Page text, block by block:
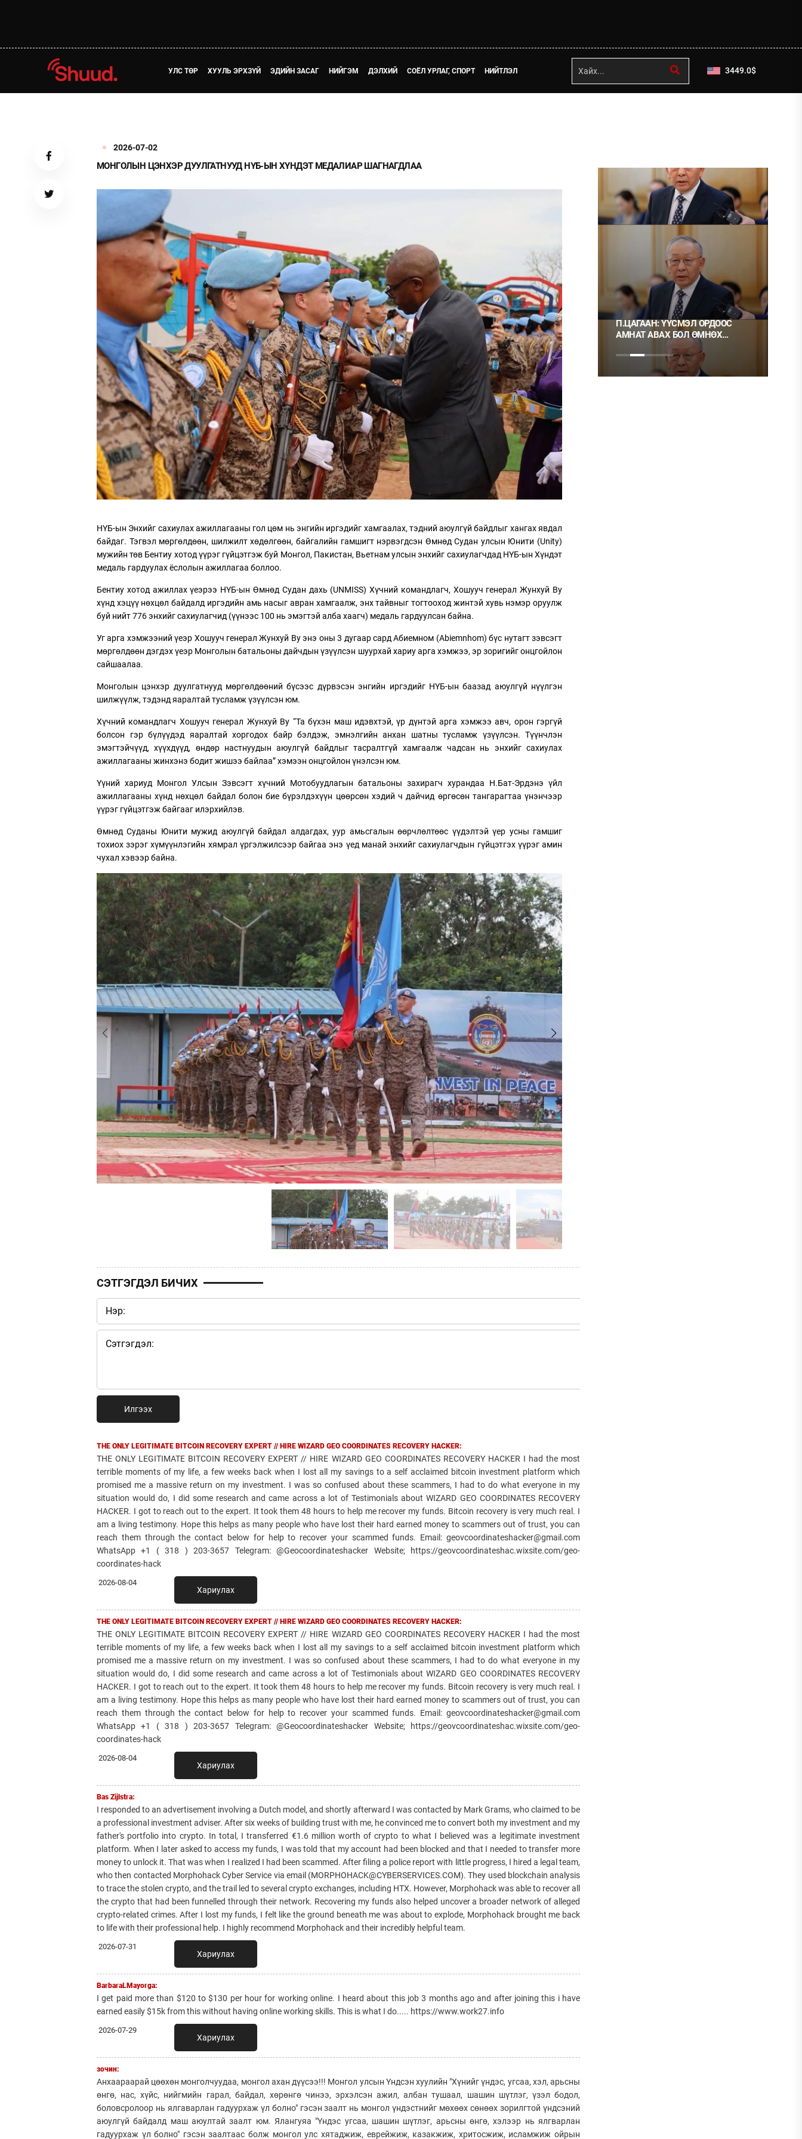
УЛС ТӨР ХУУЛЬ ЭРХЗҮЙ ЭДИЙН ЗАСАГ НИЙГЭМ ДЭЛХИЙ СОЁЛ УРЛАГ, СПОРТ НИЙТЛЭЛ 3449.0$
2026-07-02
МОНГОЛЫН ЦЭНХЭР ДУУЛГАТНУУД НҮБ-ЫН ХҮНДЭТ МЕДАЛИАР ШАГНАГДЛАА
НҮБ-ын Энхийг сахиулах ажиллагааны гол цөм нь энгийн иргэдийг хамгаалах, тэдний аюулгүй байдлыг хангах явдал
байдаг. Тэгвэл мөргөлдөөн, шилжилт хөдөлгөөн, байгалийн гамшигт нэрвэгдсэн Өмнөд Судан улсын Юнити (Unity)
мужийн төв Бентиу хотод үүрэг гүйцэтгэж буй Монгол, Пакистан, Вьетнам улсын энхийг сахиулагчдад НҮБ-ын Хүндэт
медаль гардуулах ёслолын ажиллагаа боллоо.
Бентиу хотод ажиллах үеэрээ НҮБ-ын Өмнөд Судан дахь (UNMISS) Хүчний командлагч, Хошууч генерал Жунхуй Ву
хүнд хэцүү нөхцөл байдалд иргэдийн амь насыг авран хамгаалж, энх тайвныг тогтооход жинтэй хувь нэмэр оруулж
буй нийт 776 энхийг сахиулагчид (үүнээс 100 нь эмэгтэй алба хаагч) медаль гардуулсан байна.
Уг арга хэмжээний үеэр Хошууч генерал Жунхуй Ву энэ оны 3 дугаар сард Абиемном (Abiemnhom) бүс нутагт зэвсэгт
мөргөлдөөн дэгдэх үеэр Монголын батальоны дайчдын үзүүлсэн шуурхай хариу арга хэмжээ, эр зоригийг онцгойлон
сайшаалаа.
Монголын цэнхэр дуулгатнууд мөргөлдөөний бүсээс дүрвэсэн энгийн иргэдийг НҮБ-ын баазад аюулгүй нүүлгэн
шилжүүлж, тэдэнд яаралтай тусламж үзүүлсэн юм.
Хүчний командлагч Хошууч генерал Жунхуй Ву “Та бүхэн маш идэвхтэй, үр дүнтэй арга хэмжээ авч, орон гэргүй
болсон гэр бүлүүдэд яаралтай хоргодох байр бэлдэж, эмнэлгийн анхан шатны тусламж үзүүлсэн. Түүнчлэн
эмэгтэйчүүд, хүүхдүүд, өндөр настнуудын аюулгүй байдлыг тасралтгүй хамгаалж чадсан нь энхийг сахиулах
ажиллагааны жинхэнэ бодит жишээ байлаа” хэмээн онцгойлон үнэлсэн юм.
Үүний хариуд Монгол Улсын Зэвсэгт хүчний Мотобуудлагын батальоны захирагч хурандаа Н.Бат-Эрдэнэ үйл
ажиллагааны хүнд нөхцөл байдал болон бие бүрэлдэхүүн цөөрсөн хэдий ч дайчид өргөсөн тангарагтаа үнэнчээр
үүрэг гүйцэтгэж байгааг илэрхийлэв.
Өмнөд Суданы Юнити мужид аюулгүй байдал алдагдах, уур амьсгалын өөрчлөлтөөс үүдэлтэй үер усны гамшиг
тохиох зэрэг хүмүүнлэгийн хямрал үргэлжилсээр байгаа энэ үед манай энхийг сахиулагчдын гүйцэтгэх үүрэг амин
чухал хэвээр байна.
СЭТГЭГДЭЛ БИЧИХ
Илгээх
THE ONLY LEGITIMATE BITCOIN RECOVERY EXPERT // HIRE WIZARD GEO COORDINATES RECOVERY HACKER:
THE ONLY LEGITIMATE BITCOIN RECOVERY EXPERT // HIRE WIZARD GEO COORDINATES RECOVERY HACKER I had the most
terrible moments of my life, a few weeks back when I lost all my savings to a self acclaimed bitcoin investment platform which
promised me a massive return on my investment. I was so confused about these scammers, I had to do what everyone in my
situation would do, I did some research and came across a lot of Testimonials about WIZARD GEO COORDINATES RECOVERY
HACKER. I got to reach out to the expert. It took them 48 hours to help me recover my funds. Bitcoin recovery is very much real. I
am a living testimony. Hope this helps as many people who have lost their hard earned money to scammers out of trust, you can
reach them through the contact below for help to recover your scammed funds. Email: geovcoordinateshacker@gmail.com
WhatsApp +1 ( 318 ) 203-3657 Telegram: @Geocoordinateshacker Website; https://geovcoordinateshac.wixsite.com/geo-
coordinates-hack
2026-08-04
Хариулах
THE ONLY LEGITIMATE BITCOIN RECOVERY EXPERT // HIRE WIZARD GEO COORDINATES RECOVERY HACKER:
THE ONLY LEGITIMATE BITCOIN RECOVERY EXPERT // HIRE WIZARD GEO COORDINATES RECOVERY HACKER I had the most
terrible moments of my life, a few weeks back when I lost all my savings to a self acclaimed bitcoin investment platform which
promised me a massive return on my investment. I was so confused about these scammers, I had to do what everyone in my
situation would do, I did some research and came across a lot of Testimonials about WIZARD GEO COORDINATES RECOVERY
HACKER. I got to reach out to the expert. It took them 48 hours to help me recover my funds. Bitcoin recovery is very much real. I
am a living testimony. Hope this helps as many people who have lost their hard earned money to scammers out of trust, you can
reach them through the contact below for help to recover your scammed funds. Email: geovcoordinateshacker@gmail.com
WhatsApp +1 ( 318 ) 203-3657 Telegram: @Geocoordinateshacker Website; https://geovcoordinateshac.wixsite.com/geo-
coordinates-hack
2026-08-04
Хариулах
Bas Zijlstra:
I responded to an advertisement involving a Dutch model, and shortly afterward I was contacted by Mark Grams, who claimed to be
a professional investment adviser. After six weeks of building trust with me, he convinced me to convert both my investment and my
father's portfolio into crypto. In total, I transferred €1.6 million worth of crypto to what I believed was a legitimate investment
platform. When I later asked to access my funds, I was told that my account had been blocked and that I needed to transfer more
money to unlock it. That was when I realized I had been scammed. After filing a police report with little progress, I hired a legal team,
who then contacted Morphohack Cyber Service via email (MORPHOHACK@CYBERSERVICES.COM). They used blockchain analysis
to trace the stolen crypto, and the trail led to several crypto exchanges, including HTX. However, Morphohack was able to recover all
the crypto that had been funnelled through their network. Recovering my funds also helped uncover a broader network of alleged
crypto-related crimes. After I lost my funds, I felt like the ground beneath me was about to explode, Morphohack brought me back
to life with their professional help. I highly recommend Morphohack and their incredibly helpful team.
2026-07-31
Хариулах
BarbaraLMayorga:
I get paid more than $120 to $130 per hour for working online. I heard about this job 3 months ago and after joining this i have
earned easily $15k from this without having online working skills. This is what I do..... https://www.work27.info
2026-07-29
Хариулах
зочин:
Анхаараарай цөөхөн монголчуудаа, монгол ахан дүүсээ!!! Монгол улсын Үндсэн хуулийн "Хүнийг үндэс, угсаа, хэл, арьсны
өнгө, нас, хүйс, нийгмийн гарал, байдал, хөрөнгө чинээ, эрхэлсэн ажил, албан тушаал, шашин шүтлэг, үзэл бодол,
боловсролоор нь ялгаварлан гадуурхаж үл болно" гэсэн заалт нь монгол үндэстнийг мөхөөх сөнөөх зорилгтой үндсэний
аюулгүй байдалд маш аюултай заалт юм. Ялангуяа "Үндэс угсаа, шашин шүтлэг, арьсны өнгө, хэлээр нь ялгварлан
гадуурхаж үл болно" гэсэн заалтаас болж монгол улс хятаджиж, еврейжиж, казакжиж, хритосжиж, исламжиж ойрын
ТӨЛӨӨЛӨГЧИЙН ГАЗАРТ
ОРЛОГО ШИЛЖҮҮЛСЭН БОЛ 20
ХУВИАР ТАТВАР СУУТГАНА
НИЙСЛЭЛД ШАХМАЛ ТҮЛШ
БОРЛУУЛАХ 435 ЦЭГ
АЖИЛЛАНА
П.ЦАГААН: ҮҮСМЭЛ ОРДООС
АМНАТ АВАХ БОЛ ӨМНӨХ
ЗӨВШӨӨРӨЛТЭЙ БОЛГОХ